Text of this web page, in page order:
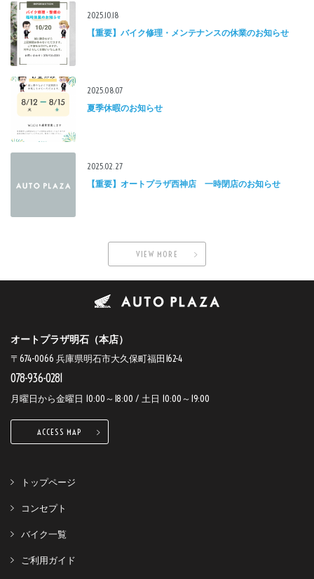
2025.10.18
【重要】バイク修理・メンテナンスの休業のお知らせ
2025.08.07
夏季休暇のお知らせ
2025.02.27
【重要】オートプラザ西神店 一時閉店のお知らせ
VIEW MORE
オートプラザ明石（本店）
〒674-0066 兵庫県明石市大久保町福田162-4
078-936-0281
月曜日から金曜日 10:00～18:00 / 土日 10:00～19:00
ACCESS MAP
トップページ
コンセプト
バイク一覧
ご利用ガイド